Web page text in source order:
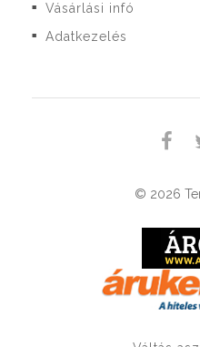
■ Vásárlási infó
■ Adatkezelés
© 2026